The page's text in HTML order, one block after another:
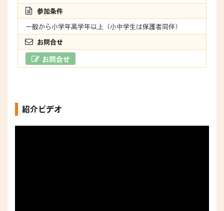
参加条件
一般から小学年高学年以上（小中学生は保護者同伴）
お問合せ
お問合せ
紹介ビデオ